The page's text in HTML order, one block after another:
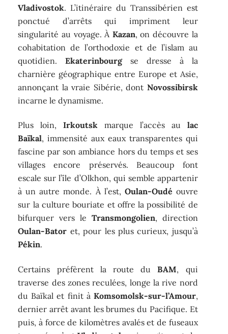
Vladivostok. L’itinéraire du Transsibérien est
ponctué d’arrêts qui impriment leur
singularité au voyage. À Kazan, on découvre la
cohabitation de l’orthodoxie et de l’islam au
quotidien.Ekaterinbourgse dresse à la
charnière géographique entre Europe et Asie,
annonçant la vraie Sibérie, dont Novossibirsk
incarne le dynamisme.
Plus loin,Irkoutsk marque l’accès au lac
Baïkal, immensité aux eaux transparentes qui
fascine par son ambiance hors du temps et ses
villages encore préservés. Beaucoup font
escale sur l’île d’Olkhon, qui semble appartenir
à un autre monde. À l’est, Oulan-Oudé ouvre
sur la culture bouriate et offre la possibilité de
bifurquer vers le Transmongolien, direction
Oulan-Bator et, pour les plus curieux, jusqu’à
Pékin.
Certains préfèrent la route duBAM, qui
traverse des zones reculées, longe la rive nord
du Baïkal et finit à Komsomolsk-sur-l’Amour,
dernier arrêt avant les brumes du Pacifique. Et
puis, à force de kilomètres avalés et de fuseaux